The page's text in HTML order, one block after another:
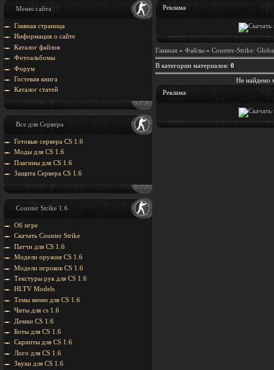
Меню сайта
Главная страница
Информация о сайте
Каталог файлов
Фотоальбомы
Форум
Гостевая книга
Каталог статей
Все для Сервера
Готовые сервера CS 1.6
Моды для CS 1.6
Плагины для CS 1.6
Защита Cервера CS 1.6
Counter Strike 1.6
Об игре
Скачать Counter Strike
Патчи для CS 1.6
Модели оружия CS 1.6
Модели игроков CS 1.6
Текстуры рук для CS 1.6
HLTV Models
Темы меню для CS 1.6
Читы для cs 1.6
Демки CS 1.6
Боты для CS 1.6
Скрипты для CS 1.6
Лого для CS 1.6
Звуки для CS 1.6
Реклама
Главная » Файлы » Counter-Strike:
В категории материалов: 0
Не найдено
Реклама